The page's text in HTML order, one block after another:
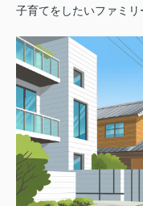
子育てをしたいファミリ